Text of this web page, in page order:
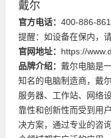
戴尔
官方电话： 400-886-
提醒：如设备在保内，
官网地址： https://
品牌介绍： 戴尔电脑是
知名的电脑制造商，戴
服务器、工作站、网络
靠性和创新性而受到用
决方案，通过专业的咨